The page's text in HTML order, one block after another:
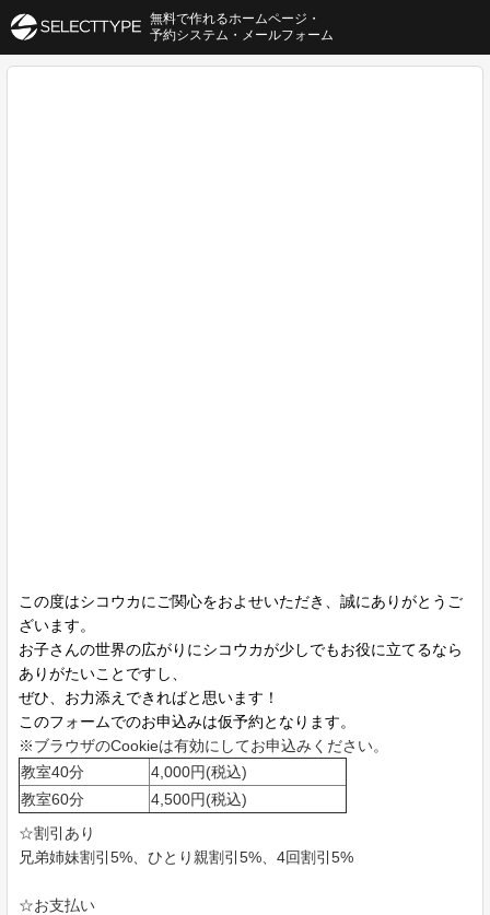
この度はシコウカにご関心をおよせいただき、誠にありがとうご
ざいます。
お子さんの世界の広がりにシコウカが少しでもお役に立てるなら
ありがたいことですし、
ぜひ、お力添えできればと思います！
このフォームでのお申込みは仮予約となります。
※ブラウザのCookieは有効にしてお申込みください。
教室40分
4,000円(税込)
教室60分
4,500円(税込)
☆割引あり
兄弟姉妹割引5%、ひとり親割引5%、4回割引5%
☆お支払い
無料で作れるホームページ・
予約システム・メールフォーム